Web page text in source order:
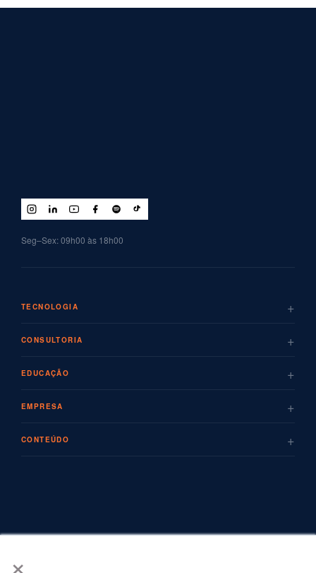
×
Seg–Sex: 09h00 às 18h00
TECNOLOGIA +
CONSULTORIA +
EDUCAÇÃO +
EMPRESA +
CONTEÚDO +